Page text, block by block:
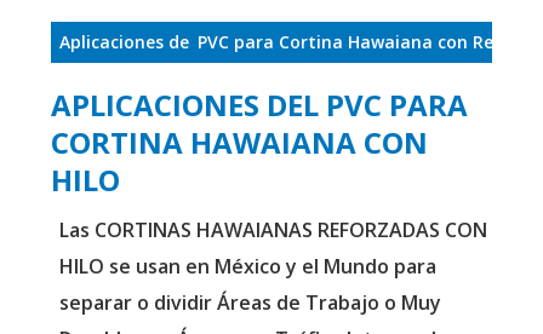
Aplicaciones de PVC para Cortina Hawaiana con
APLICACIONES DEL PVC PARA
CORTINA HAWAIANA CON
HILO
Las CORTINAS HAWAIANAS REFORZADAS CON
HILO se usan en México y el Mundo para
separar o dividir Áreas de Trabajo o Muy